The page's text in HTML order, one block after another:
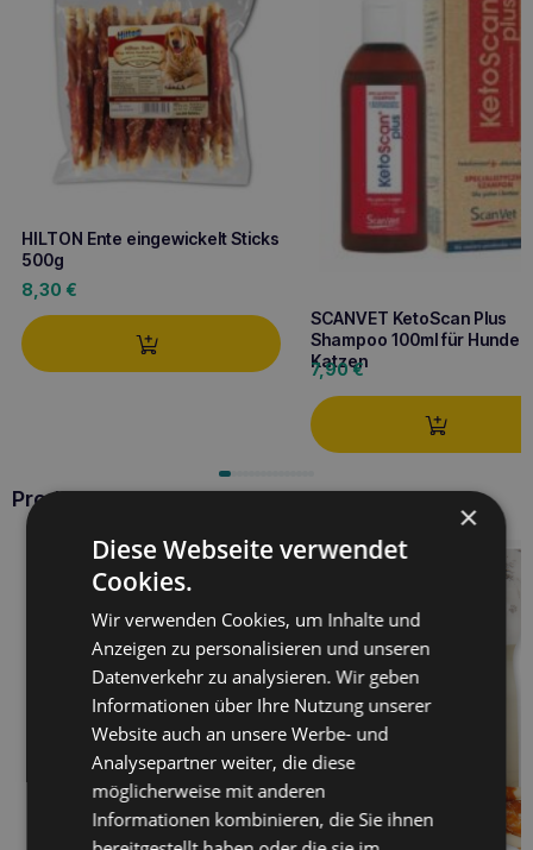
HILTON Ente eingewickelt Sticks
500g
8,30 €
SCANVET KetoScan Plus
Shampoo 100ml für Hunde
Katzen
7,90€
Produkte WOOLF ×
Diese Webseite verwendet
Cookies.
Wir verwenden Cookies, um Inhalte und
Anzeigen zu personalisieren und unseren
Datenverkehr zu analysieren. Wir geben
Informationen über Ihre Nutzung unserer
Website auch an unsere Werbe- und
Analysepartner weiter, die diese
möglicherweise mit anderen
Informationen kombinieren, die Sie ihnen